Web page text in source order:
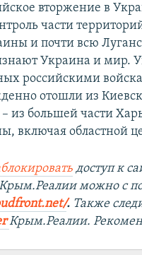
вторжение в
части
и почти всю
Украина и мир.
российскими
отошли из
– из большей части
включая областной
доступ к
Крым.Реалии можно с
. ​ Также
Крым.Реалии.